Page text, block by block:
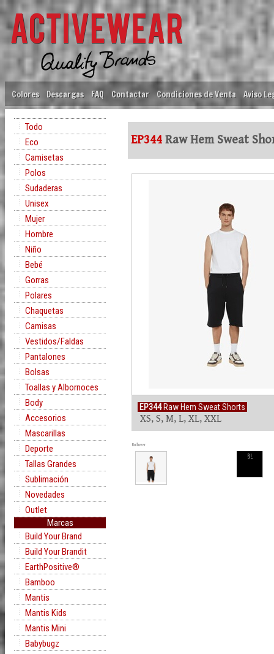
Colores Descargas FAQ Contactar Condiciones de Venta Aviso
Todo
Eco
Camisetas
Polos
Sudaderas
Unisex
Mujer
Hombre
Niño
Bebé
Gorras
Polares
Chaquetas
Camisas
Vestidos/Faldas
Pantalones
Bolsas
Toallas y Albornoces
Body
Accesorios
Mascarillas
Deporte
Tallas Grandes
Sublimación
Novedades
Outlet
Marcas
Build Your Brand
Build Your Brandit
EarthPositive®
Bamboo
Mantis
Mantis Kids
Mantis Mini
Babybugz
EP344 Raw Hem Sweat
EP344Raw Hem Sweat Shorts
XS, S, M, L, XL, XXL
Rollover
BL